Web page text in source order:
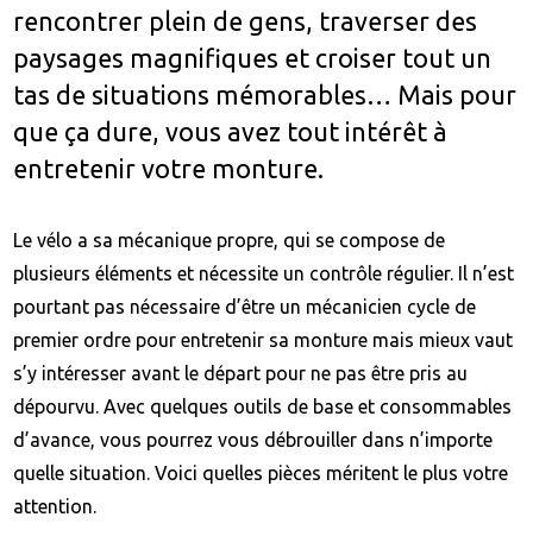
rencontrer plein de gens, traverser des
paysages magnifiques et croiser tout un
tas de situations mémorables… Mais pour
que ça dure, vous avez tout intérêt à
entretenir votre monture.
Le vélo a sa mécanique propre, qui se compose de
plusieurs éléments et nécessite un contrôle régulier. Il n’est
pourtant pas nécessaire d’être un mécanicien cycle de
premier ordre pour entretenir sa monture mais mieux vaut
s’y intéresser avant le départ pour ne pas être pris au
dépourvu. Avec quelques outils de base et consommables
d’avance, vous pourrez vous débrouiller dans n’importe
quelle situation. Voici quelles pièces méritent le plus votre
attention.